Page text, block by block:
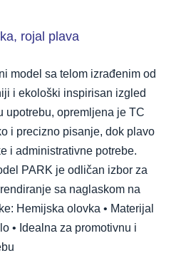
rojal plava
model sa telom izrađenim od
i ekološki inspirisan izgled
upotrebu, opremljena je TC
i precizno pisanje, dok plavo
i administrativne potrebe.
PARK je odličan izbor za
sa naglaskom na
Hemijska olovka • Materijal
• Idealna za promotivnu i